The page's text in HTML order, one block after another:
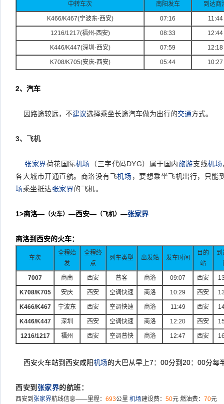
中转车次 南阳发车 到达商
K466/K467(宁波东-西安) 07:16 11:44
1216/1217(福州-西安) 08:33 12:44
K446/K447(深圳-西安) 07:59 12:18
K708/K705(安庆-西安) 05:44 10:27
2、汽车
因路途较远，不建议选择乘坐长途汽车做为出行的交通方式。
3、飞机
张家界荷花国际机场 （三字代码DYG）属于国内旅游支线机场
各大城市开通直航。商洛没有飞机场，要想乘坐飞机出行，只能
场乘坐抵达张家界的飞机。
1>商洛— （火车） —西安— （飞机） —张家界
商洛到西安的火车：
车次
全程始
发
全程终
点
列车类型 出发站 发车时间
目的
站
到
7007 商南 西安 普客 商洛 09:07 西安
K708/K705 安庆 西安 空调快速 商洛 10:29 西安
K466/K467 宁波东 西安 空调快速 商洛 11:49 西安
K446/K447 深圳 西安 空调快速 商洛 12:20 西安
1216/1217 福州 西安 空调普快 商洛 12:47 西安
西安火车站到西安咸阳机场的大巴从早上7： 00分到 20： 00分每
西安到 张家界的航班：
西安到 张家界航线信息——里程： 693公里 机场建设费： 50元 燃油费： 70元